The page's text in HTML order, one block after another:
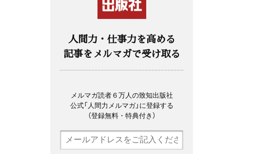
人間力・仕事力を高める
記事をメルマガで受け取る
メルマガ読者６万人の致知出版社
公式「人間力メルマガ」に登録する
（登録無料・特典付き）